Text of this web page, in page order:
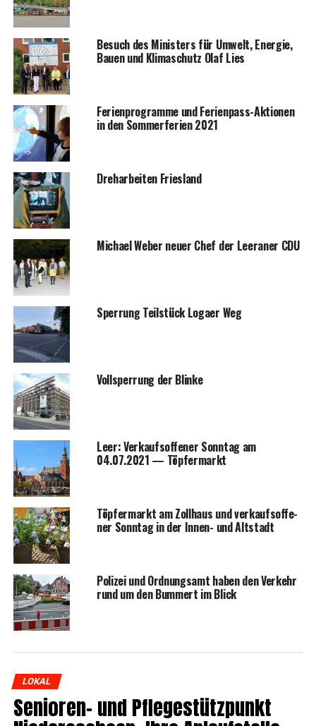
Besuch des Minis­ters für Umwelt, Ener­gie,
Bau­en und Kli­ma­schutz Olaf Lies
Feri­en­pro­gram­me und Feri­en­pass-Aktio­nen
in den Som­mer­fe­ri­en 2021
Dreh­ar­bei­ten Friesland
Micha­el Weber neu­er Chef der Leera­ner CDU
Sper­rung Teil­stück Logaer Weg
Voll­sper­rung der Blinke
Leer: Ver­kaufs­of­fe­ner Sonn­tag am
04.07.2021 — Töpfermarkt
Töp­fer­markt am Zoll­haus und ver­kaufs­of­fe­
ner Sonn­tag in der Innen- und Altstadt
Poli­zei und Ord­nungs­amt haben den Ver­kehr
rund um den Bum­mert im Blick
LOKAL
Senio­ren- und Pfle­ge­stütz­punkt